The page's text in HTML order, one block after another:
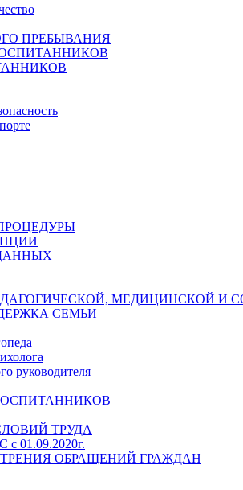
ПРЕБЫВАНИЯ
МЕДИЦИНСКОЙ
СЕМЬИ
руководителя
ТРУДА
ОБРАЩЕНИЙ ГРАЖДАН